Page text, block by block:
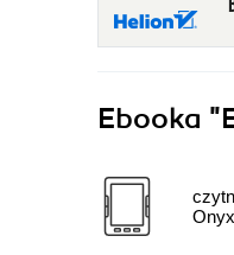
Ebooka